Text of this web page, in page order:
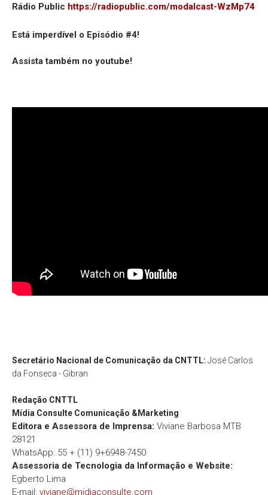
Rádio Public https://radiopublic.com/modalcast-WzMp74
Está imperdível o Episódio #4!
Assista também no youtube!
Secretário Nacional de Comunicação da CNTTL: José Carlos
da Fonseca - Gibran
Redação CNTTL
Mídia Consulte Comunicação &Marketing
Editora e Assessora de Imprensa: Viviane Barbosa MTB
28121
WhatsApp: 55 + (11) 9+6948-7450
Assessoria de Tecnologia da Informação e Website:
Egberto Lima
E-mail: viviane@midiaconsulte.com